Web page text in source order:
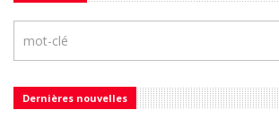
Dernières nouvelles